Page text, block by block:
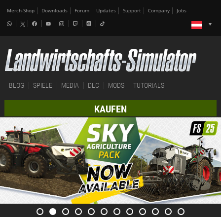
Merch-Shop Downloads Forum Updates Support Company Jobs
BLOG SPIELE MEDIA DLC MODS TUTORIALS
KAUFEN